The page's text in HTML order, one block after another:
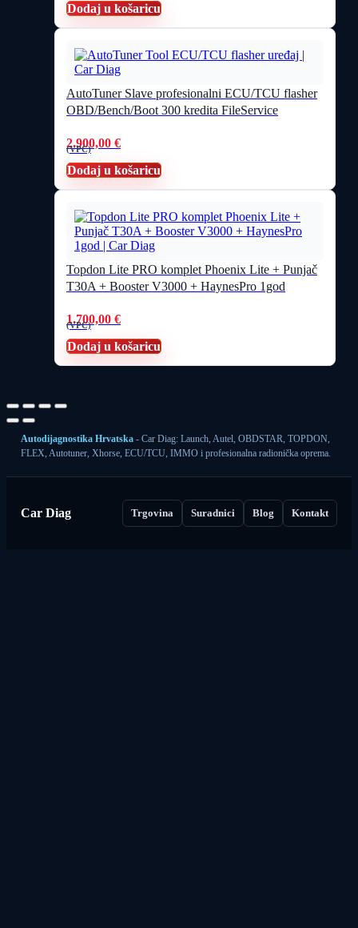
Dodaj u košaricu
AutoTuner Slave profesionalni ECU/TCU flasher
OBD/Bench/Boot 300 kredita FileService
2.900,00 €
(VPC)
Dodaj u košaricu
Topdon Lite PRO komplet Phoenix Lite + Punjač
T30A + Booster V3000 + HaynesPro 1god
1.700,00 €
(VPC)
Dodaj u košaricu
Autodijagnostika Hrvatska - Car Diag: Launch, Autel, OBDSTAR, TOPDON,
FLEX, Autotuner, Xhorse, ECU/TCU, IMMO i profesionalna radionička oprema.
Car Diag Trgovina Suradnici Blog Kontakt